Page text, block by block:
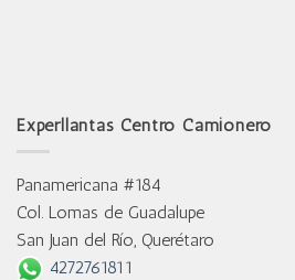
Experllantas Centro Camionero
Panamericana #184
Col. Lomas de Guadalupe
San Juan del Río, Querétaro
4272761811